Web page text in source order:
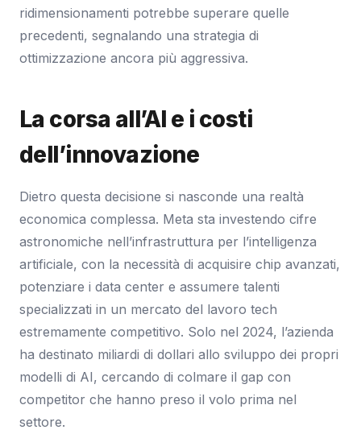
ridimensionamenti potrebbe superare quelle
precedenti, segnalando una strategia di
ottimizzazione ancora più aggressiva.
La corsa all’AI e i costi
dell’innovazione
Dietro questa decisione si nasconde una realtà
economica complessa. Meta sta investendo cifre
astronomiche nell’infrastruttura per l’intelligenza
artificiale, con la necessità di acquisire chip avanzati,
potenziare i data center e assumere talenti
specializzati in un mercato del lavoro tech
estremamente competitivo. Solo nel 2024, l’azienda
ha destinato miliardi di dollari allo sviluppo dei propri
modelli di AI, cercando di colmare il gap con
competitor che hanno preso il volo prima nel
settore.